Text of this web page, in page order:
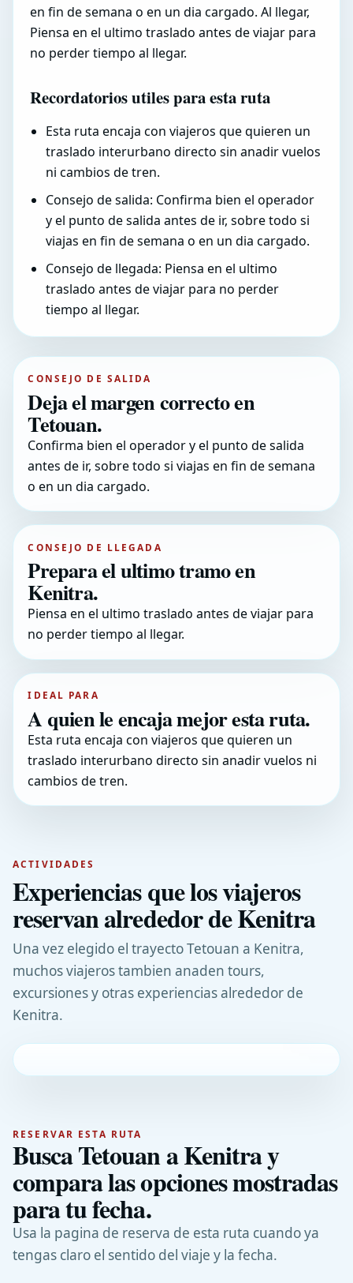
en fin de semana o en un dia cargado. Al llegar,
Piensa en el ultimo traslado antes de viajar para
no perder tiempo al llegar.
Recordatorios utiles para esta ruta
Esta ruta encaja con viajeros que quieren un
traslado interurbano directo sin anadir vuelos
ni cambios de tren.
Consejo de salida: Confirma bien el operador
y el punto de salida antes de ir, sobre todo si
viajas en fin de semana o en un dia cargado.
Consejo de llegada: Piensa en el ultimo
traslado antes de viajar para no perder
tiempo al llegar.
CONSEJO DE SALIDA
Deja el margen correcto en
Tetouan.
Confirma bien el operador y el punto de salida
antes de ir, sobre todo si viajas en fin de semana
o en un dia cargado.
CONSEJO DE LLEGADA
Prepara el ultimo tramo en
Kenitra.
Piensa en el ultimo traslado antes de viajar para
no perder tiempo al llegar.
IDEAL PARA
A quien le encaja mejor esta ruta.
Esta ruta encaja con viajeros que quieren un
traslado interurbano directo sin anadir vuelos ni
cambios de tren.
ACTIVIDADES
Experiencias que los viajeros
reservan alrededor de Kenitra
Una vez elegido el trayecto Tetouan a Kenitra,
muchos viajeros tambien anaden tours,
excursiones y otras experiencias alrededor de
Kenitra.
RESERVAR ESTA RUTA
Busca Tetouan a Kenitra y
compara las opciones mostradas
para tu fecha.
Usa la pagina de reserva de esta ruta cuando ya
tengas claro el sentido del viaje y la fecha.